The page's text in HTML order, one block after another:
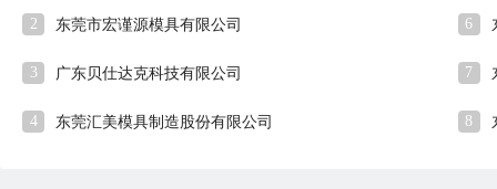
2 东莞市宏谨源模具有限公司
3 广东贝仕达克科技有限公司
4 东莞汇美模具制造股份有限公司
6
7
8